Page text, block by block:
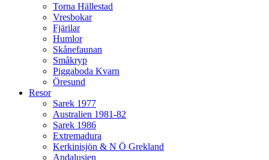
Torna Hällestad
Vresbokar
Fjärilar
Humlor
Skånefaunan
Småkryp
Piggaboda Kvarn
Öresund
Resor
Sarek 1977
Australien 1981-82
Sarek 1986
Extremadura
Kerkinisjön & N Ö Grekland
Andalusien